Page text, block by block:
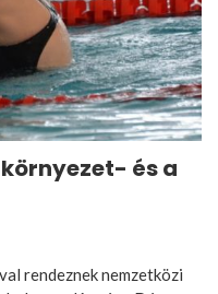
és a
rendeznek nemzetközi